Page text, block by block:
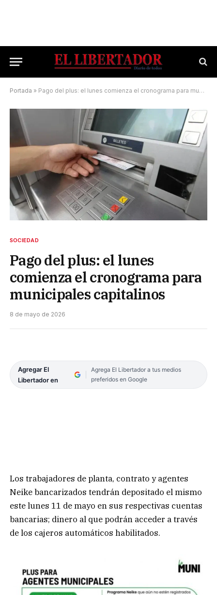
Portada » Pago del plus: el lunes comienza el cronograma para municipales capitalinos
SOCIEDAD
Pago del plus: el lunes
comienza el cronograma para
municipales capitalinos
8 de mayo de 2026
Agregar El
Libertador en
Agrega El Libertador a tus medios
preferidos en Google
Los trabajadores de planta, contrato y agentes
Neike bancarizados tendrán depositado el mismo
este lunes 11 de mayo en sus respectivas cuentas
bancarias; dinero al que podrán acceder a través
de los cajeros automáticos habilitados.